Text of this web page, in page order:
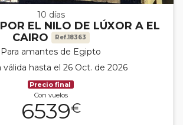
10 días
EL NILO DE LÚXOR A EL
CAIRO
Ref.18363
Para amantes de Egipto
válida hasta el 26 Oct. de 2026
Precio final
Con vuelos
6539€